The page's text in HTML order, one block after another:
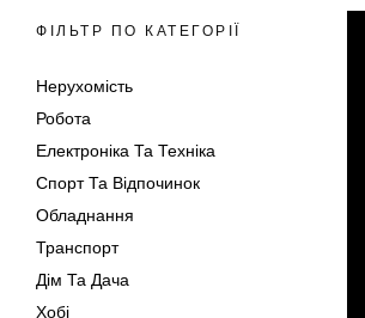
ФІЛЬТР ПО КАТЕГОРІЇ
Нерухомість
Робота
Електроніка Та Техніка
Спорт Та Відпочинок
Обладнання
Транспорт
Дім Та Дача
Хобі